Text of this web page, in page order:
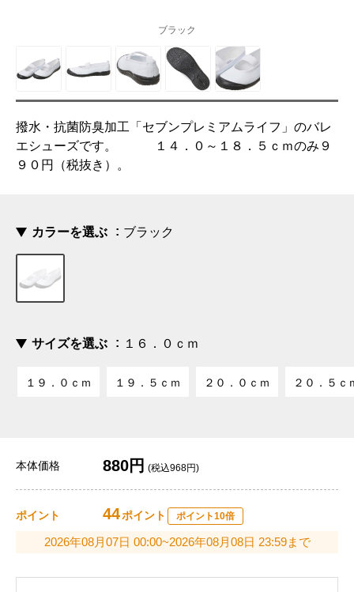
ブラック
撥水・抗菌防臭加工「セブンプレミアムライフ」のバレ
エシューズです。 １４．０～１８．５ｃｍのみ９
９０円（税抜き）。
カラーを選ぶ ブラック
サイズを選ぶ １６．０ｃｍ
１９．０ｃｍ １９．５ｃｍ ２０．０ｃｍ ２０．５ｃ
本体価格 880円 (税込968円)
ポイント 44ポイント ポイント10倍
2026年08月07日 00:00~2026年08月08日 23:59まで